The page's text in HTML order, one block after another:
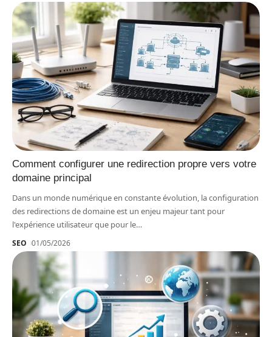
Comment configurer une redirection propre vers votre
domaine principal
Dans un monde numérique en constante évolution, la configuration
des redirections de domaine est un enjeu majeur tant pour
l'expérience utilisateur que pour le…
SEO 01/05/2026